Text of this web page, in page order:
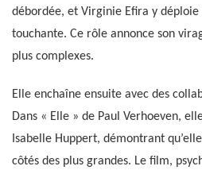
débordée, et Virginie Efira y
touchante. Ce rôle annonce son
plus complexes.
Elle enchaîne ensuite avec des
Dans « Elle » de Paul Verhoeven,
Isabelle Huppert, démontrant
côtés des plus grandes. Le film,